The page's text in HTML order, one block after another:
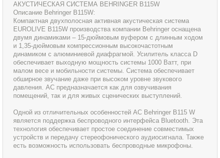
АКУСТИЧЕСКАЯ СИСТЕМА BEHRINGER B115W
Описание Behringer B115W:
Компактная двухполосная активная акустическая система
EUROLIVE B115W производства компании Behringer оснащена
двумя динамиками – 15-дюймовым вуфером с длинным ходом
и 1,35-дюймовым компрессионным высокочастотным
динамиком с алюминиевой диафрагмой. Усилитель класса D
обеспечивает выходную мощность системы 1000 Ватт, при
малом весе и мобильности системы. Система обеспечивает
обширное звучание даже при высоком уровне звукового
давления. АС предназначается как для озвучивания
помещений, так и для живых сценических выступлений.
Одной из отличительных особенностей АС Behringer B115 W
является поддержка беспроводного интерфейса Bluetooth. Эта
технология обеспечивает простое соединение совместимых
устройств и передачу стереофонического аудиосигнала. Также
есть возможность использовать беспроводные микрофоны.